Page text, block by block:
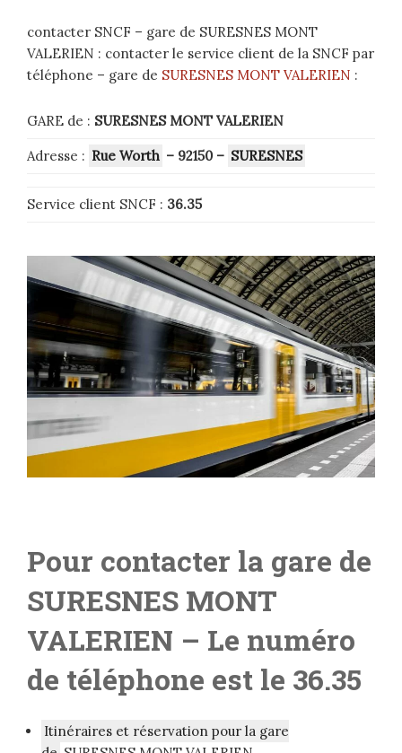
contacter SNCF – gare de SURESNES MONT
VALERIEN : contacter le service client de la SNCF par
téléphone – gare de SURESNES MONT VALERIEN :
GARE de : SURESNES MONT VALERIEN
Adresse : Rue Worth – 92150 – SURESNES
Service client SNCF : 36.35
Pour contacter la gare de
SURESNES MONT
VALERIEN – Le numéro
de téléphone est le 36.35
Itinéraires et réservation pour la gare